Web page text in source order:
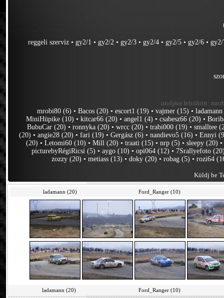
reggeli szerviz •gy2/1 •gy2/2 •gy2/3 •gy2/4 •gy2/5 •gy2/6 •
utoljára feltöltött:
mrobi80 (6) •Bacos (20) •escort1 (19) •vajmer (15) •
MiniHüpike (10) •kitcar66 (20) •angel1 (4) •csabesz66 (20) •
BubuCar (20) •ronnyka (20) •wrcc (20) •trabi000 (19) •smalltee
(20) •angie28 (20) •fari (19) •Gergász (6) •nandievo5 (16) •Ennyi
(20) •Letomi60 (10) •Mill (20) •traati (15) •nrp (5) •sleepy (20)
picturebyRégiRicsi (5) •aygo (10) •opi064 (12) • 7Srallyefoto
zozzy (20) •metiass (13) •doky (20) •robag (5) •rozi64
Küldj be
ladamann (20) Ford_Ranger (10)
ladamann (20) Ford_Ranger (10)